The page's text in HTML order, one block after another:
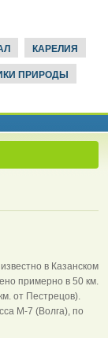
КАРЕЛИЯ
ПРИРОДЫ
в Казанском
примерно в 50 км.
от Пестрецов).
М-7 (Волга), по